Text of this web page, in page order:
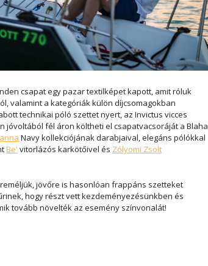
csapat egy pazar textilképet kapott, amit róluk
valamint a kategóriák külön díjcsomagokban
technikai póló szettet nyert, az Invictus vicces
jóvoltából fél áron költheti el csapatvacsoráját a Blaha
Navy kollekciójának darabjaival, elegáns pólókkal
Be' vitorlázós karkötőivel és Zólyomi Zsolt
jövőre is hasonlóan frappáns szetteket
hogy részt vett kezdeményezésünkben és
tovább növelték az esemény színvonalát!